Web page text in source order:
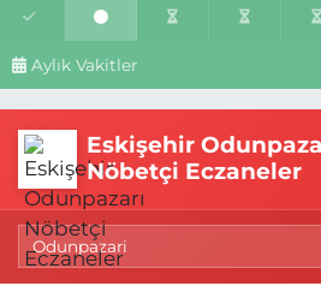
Aylık Vakitler
Eskişehir
Nöbetçi Eczaneler